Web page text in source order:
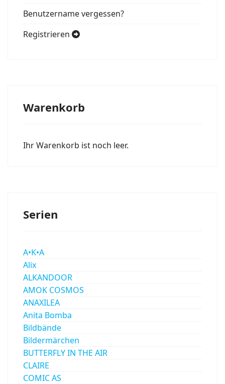
Benutzername vergessen?
Registrieren
Warenkorb
Ihr Warenkorb ist noch leer.
Serien
A•K•A
Alix
ALKANDOOR
AMOK COSMOS
ANAXILEA
Anita Bomba
Bildbände
Bildermärchen
BUTTERFLY IN THE AIR
CLAIRE
COMIC AS